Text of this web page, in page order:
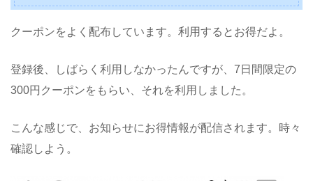
クーポンをよく配布しています。利用するとお得だよ。
登録後、しばらく利用しなかったんですが、7日間限定の
300円クーポンをもらい、それを利用しました。
こんな感じで、お知らせにお得情報が配信されます。時々
確認しよう。